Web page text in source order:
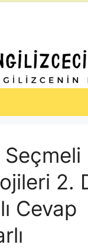
2.
Cevap